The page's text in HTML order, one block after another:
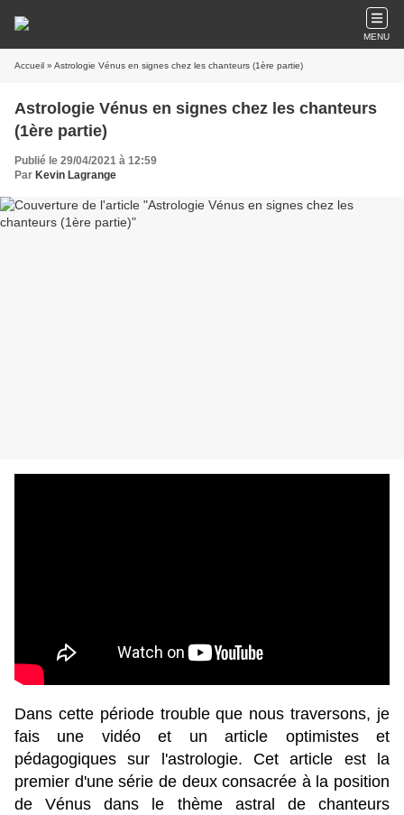
MENU
Accueil » Astrologie Vénus en signes chez les chanteurs (1ère partie)
Astrologie Vénus en signes chez les chanteurs
(1ère partie)
Publié le 29/04/2021 à 12:59
Par Kevin Lagrange
Dans cette période trouble que nous traversons, je
fais une vidéo et un article optimistes et
pédagogiques sur l'astrologie. Cet article est la
premier d'une série de deux consacrée à la position
de Vénus dans le thème astral de chanteurs